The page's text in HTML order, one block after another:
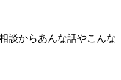
談からあんな話やこんな